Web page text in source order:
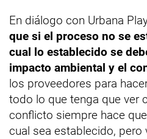
En diálogo con Urbana
que si el proceso no se
cual lo establecido se
impacto ambiental y el
los proveedores para
todo lo que tenga que ver
conflicto siempre hace
cual sea establecido,